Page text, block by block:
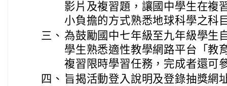
影片及複習題，讓國中學生在複
小負擔的方式熟悉地球科學之科
三、 為鼓勵國中七年級至九年級學生
學生熟悉適性教學網路平台「教
複習限時學習任務，完成者還可
四、 旨揭活動登入說明及登錄抽獎網